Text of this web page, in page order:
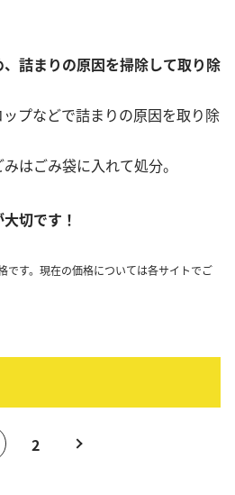
詰まりの原因を掃除して取り除
プなどで詰まりの原因を取り除
はごみ袋に入れて処分。
切です！
す。現在の価格については各サイトでご
2